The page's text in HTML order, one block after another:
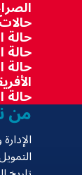
حالة
حالة
من